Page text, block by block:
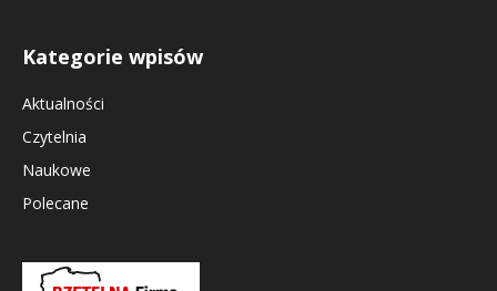
Kategorie wpisów
Aktualności
Czytelnia
Naukowe
Polecane